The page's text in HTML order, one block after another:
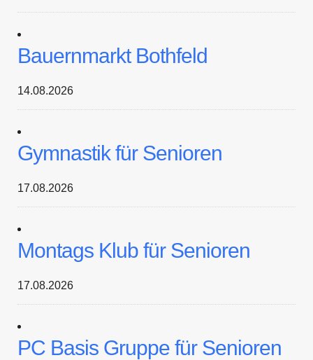
Bauernmarkt Bothfeld
14.08.2026
Gymnastik für Senioren
17.08.2026
Montags Klub für Senioren
17.08.2026
PC Basis Gruppe für Senioren